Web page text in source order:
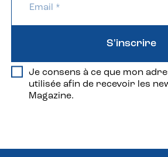
Je consens à ce que mon
utilisée afin de recevoir les
Magazine.
S'inscrire